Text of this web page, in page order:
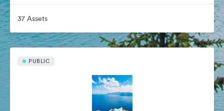
37 Assets
PUBLIC